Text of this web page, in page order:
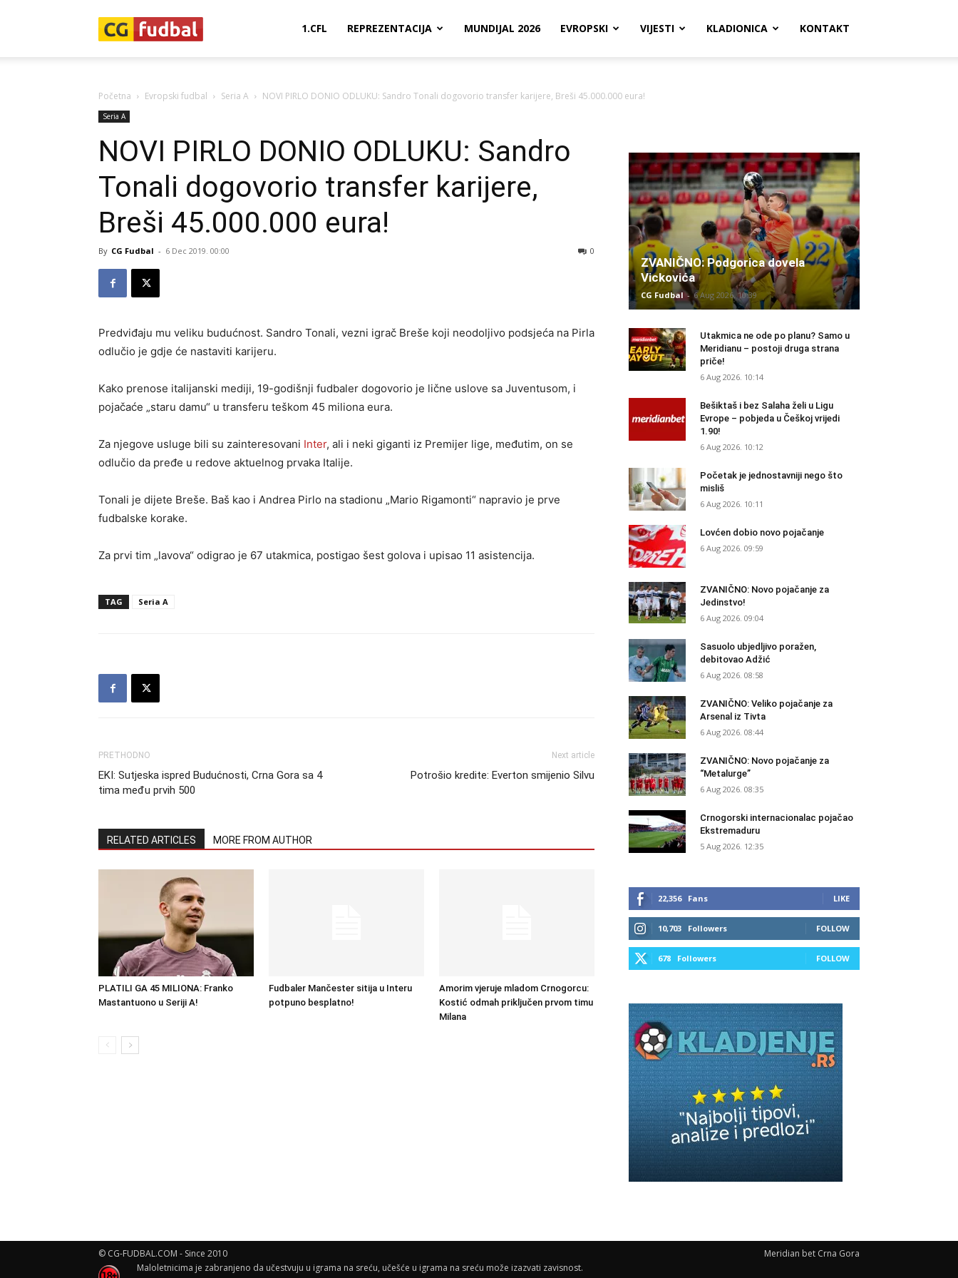
1.CFL REPREZENTACIJA MUNDIJAL 2026 EVROPSKI VIJESTI KLADIONICA KONTAKT
Početna Evropski fudbal Seria A NOVI PIRLO DONIO ODLUKU: Sandro Tonali dogovorio transfer karijere, Breši 45.000.000 eura!
Seria A
NOVI PIRLO DONIO ODLUKU: Sandro
Tonali dogovorio transfer karijere,
Breši 45.000.000 eura!
By CG Fudbal - 6 Dec 2019. 00:00 0
Predviđaju mu veliku budućnost. Sandro Tonali, vezni igrač Breše koji neodoljivo podsjeća na Pirla
odlučio je gdje će nastaviti karijeru.
Kako prenose italijanski mediji, 19-godišnji fudbaler dogovorio je lične uslove sa Juventusom, i
pojačaće „staru damu“ u transferu teškom 45 miliona eura.
Za njegove usluge bili su zainteresovani Inter, ali i neki giganti iz Premijer lige, međutim, on se
odlučio da pređe u redove aktuelnog prvaka Italije.
Tonali je dijete Breše. Baš kao i Andrea Pirlo na stadionu „Mario Rigamonti“ napravio je prve
fudbalske korake.
Za prvi tim „lavova“ odigrao je 67 utakmica, postigao šest golova i upisao 11 asistencija.
TAG Seria A
PRETHODNO
EKI: Sutjeska ispred Budućnosti, Crna Gora sa 4
tima među prvih 500
Next article
Potrošio kredite: Everton smijenio Silvu
RELATED ARTICLES MORE FROM AUTHOR
PLATILI GA 45 MILIONA: Franko
Mastantuono u Seriji A!
Fudbaler Mančester sitija u Interu
potpuno besplatno!
Amorim vjeruje mladom Crnogorcu:
Kostić odmah priključen prvom timu
Milana
ZVANIČNO: Podgorica dovela
Vickovića
CG Fudbal - 6 Aug 2026. 10:39
Utakmica ne ode po planu? Samo u
Meridianu – postoji druga strana
priče!
6 Aug 2026. 10:14
Bešiktaš i bez Salaha želi u Ligu
Evrope – pobjeda u Češkoj vrijedi
1.90!
6 Aug 2026. 10:12
Početak je jednostavniji nego što
misliš
6 Aug 2026. 10:11
Lovćen dobio novo pojačanje
6 Aug 2026. 09:59
ZVANIČNO: Novo pojačanje za
Jedinstvo!
6 Aug 2026. 09:04
Sasuolo ubjedljivo poražen,
debitovao Adžić
6 Aug 2026. 08:58
ZVANIČNO: Veliko pojačanje za
Arsenal iz Tivta
6 Aug 2026. 08:44
ZVANIČNO: Novo pojačanje za
“Metalurge”
6 Aug 2026. 08:35
Crnogorski internacionalac pojačao
Ekstremaduru
5 Aug 2026. 12:35
22,356 Fans LIKE
10,703 Followers FOLLOW
678 Followers FOLLOW
Meridian bet Crna Gora
© CG-FUDBAL.COM - Since 2010
Maloletnicima je zabranjeno da učestvuju u igrama na sreću, učešće u igrama na sreću može izazvati zavisnost.